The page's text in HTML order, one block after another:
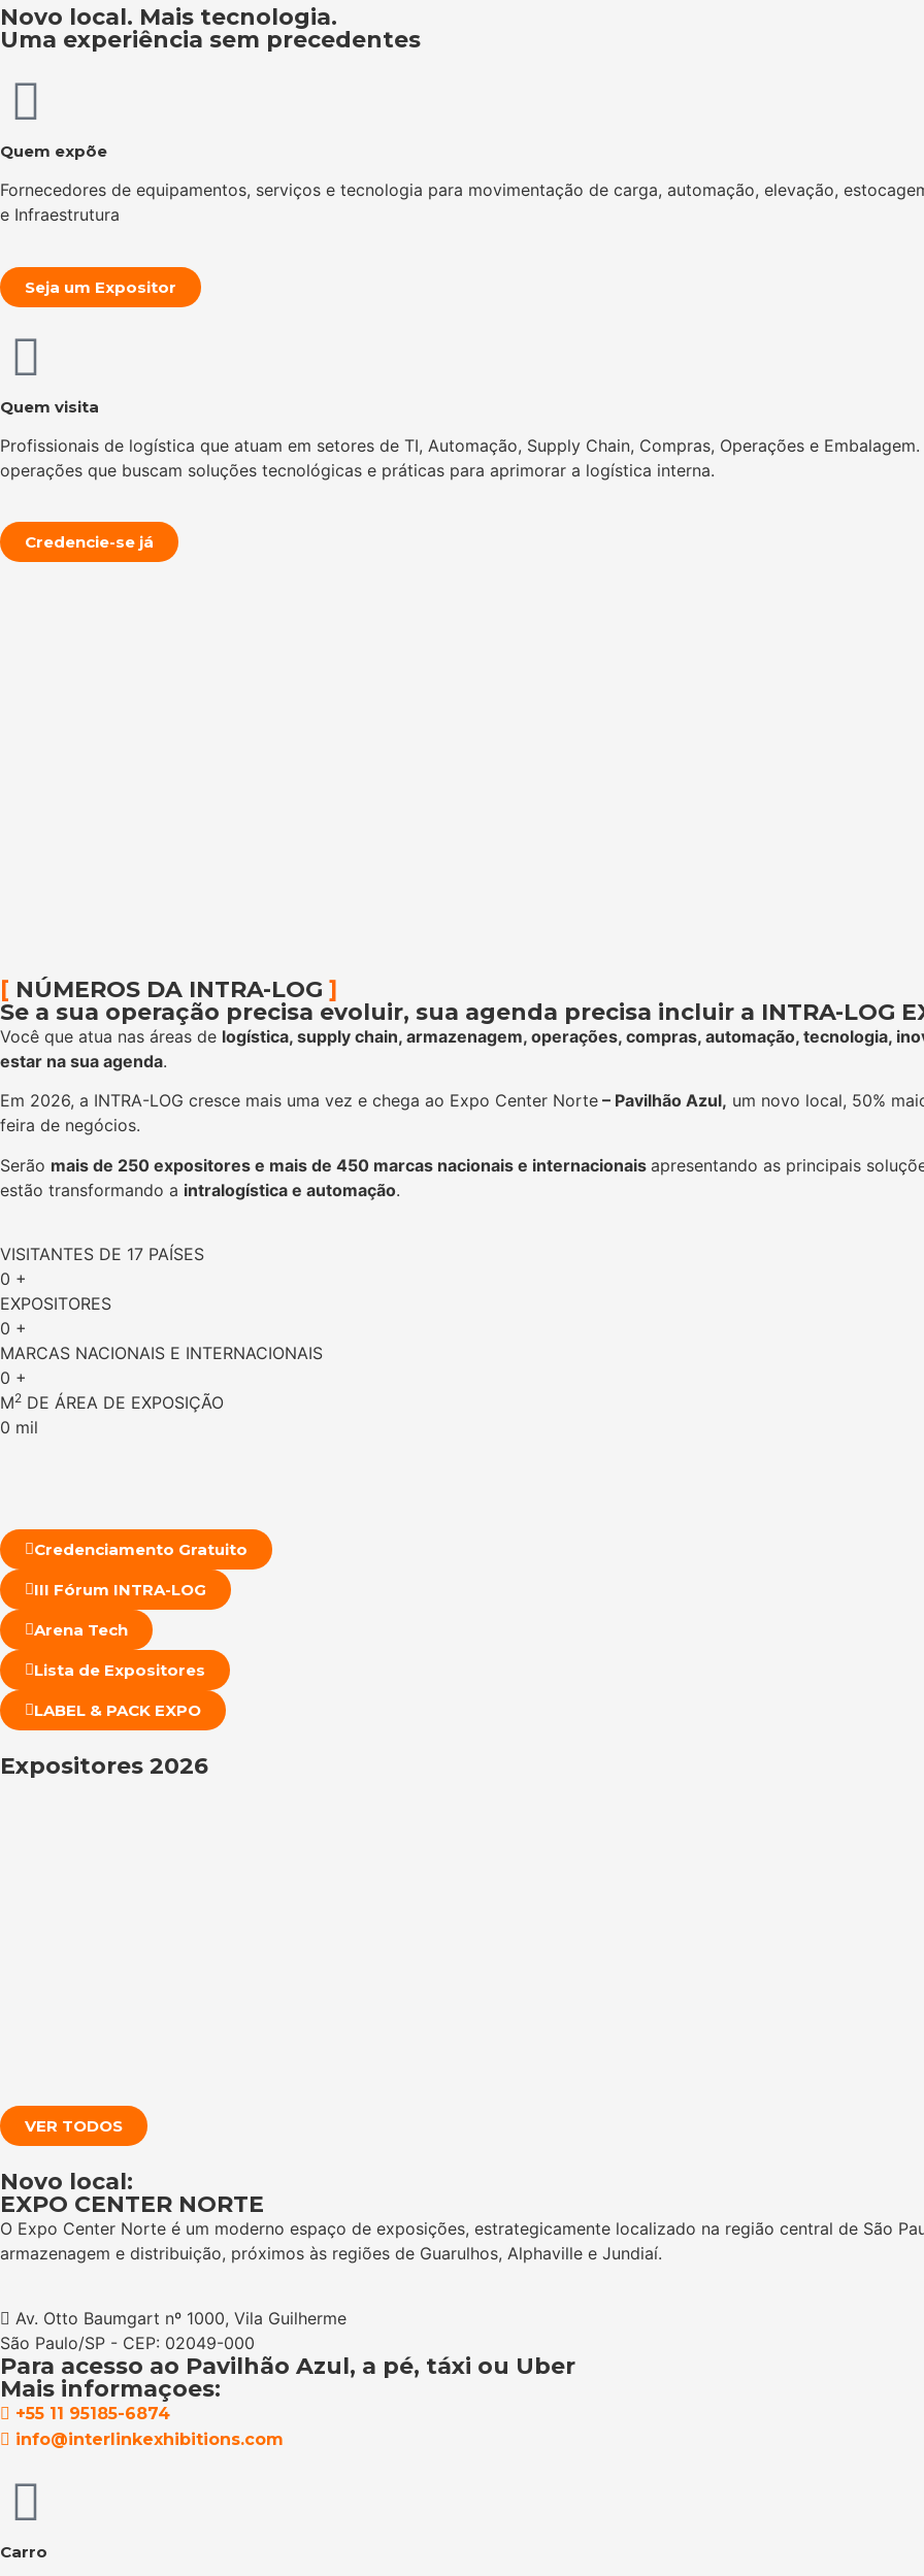
Novo local. Mais tecnologia.
Uma experiência sem precedentes
Quem expõe
Fornecedores de equipamentos, serviços e tecnologia para movimentação de carga, automação, elevação,
e Infraestrutura
Seja um Expositor
Quem visita
Profissionais de logística que atuam em setores de TI, Automação, Supply Chain, Compras, Operações e
operações que buscam soluções tecnológicas e práticas para aprimorar a logística interna.
Credencie-se já
[ NÚMEROS DA INTRA-LOG ]
Se a sua operação precisa evoluir, sua agenda precisa incluir a INTRA-LOG
Você que atua nas áreas de logística, supply chain, armazenagem, operações, compras, automação, tecnologia,
estar na sua agenda.
Em 2026, a INTRA-LOG cresce mais uma vez e chega ao Expo Center Norte – Pavilhão Azul, um novo local, 50%
feira de negócios.
Serão mais de 250 expositores e mais de 450 marcas nacionais e internacionais apresentando as principais
estão transformando a intralogística e automação.
VISITANTES DE 17 PAÍSES
0 +
EXPOSITORES
0 +
MARCAS NACIONAIS E INTERNACIONAIS
0 +
M2 DE ÁREA DE EXPOSIÇÃO
0 mil
Credenciamento Gratuito
III Fórum INTRA-LOG
Arena Tech
Lista de Expositores
LABEL & PACK EXPO
Expositores 2026
VER TODOS
Novo local:
EXPO CENTER NORTE
O Expo Center Norte é um moderno espaço de exposições, estrategicamente localizado na região central de São
armazenagem e distribuição, próximos às regiões de Guarulhos, Alphaville e Jundiaí.
Av. Otto Baumgart nº 1000, Vila Guilherme
São Paulo/SP - CEP: 02049-000
Para acesso ao Pavilhão Azul, a pé, táxi ou Uber
Mais informaçoes:
+55 11 95185-6874
info@interlinkexhibitions.com
Carro